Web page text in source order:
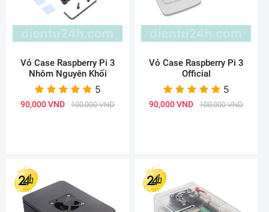
Vỏ Case Raspberry Pi 3
Nhôm Nguyên Khối
5
90,000 VND 100,000 VND
Vỏ Case Raspberry Pi 3
Official
5
90,000 VND 100,000 VND